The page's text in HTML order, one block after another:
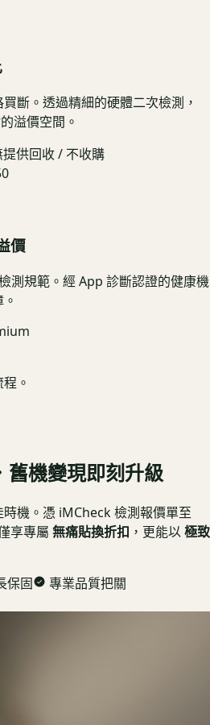
斷。透過精細的硬體二次檢測，
溢價空間。
供回收 / 不收購
價
測規範。經 App 診斷認證的健康機
。
舊機變現即刻升級
機。憑 iMCheck 檢測報價單至
享專屬 無痛貼換折扣 ，更能以極致
保固
專業品質把關